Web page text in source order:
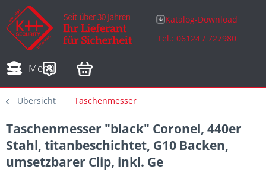
Katalog-Download
Tel.: 06124 / 727980
Menü
Adressen
Übersicht Taschenmesser
Taschenmesser "black" Coronel, 440er
Stahl, titanbeschichtet, G10 Backen,
umsetzbarer Clip, inkl. Ge